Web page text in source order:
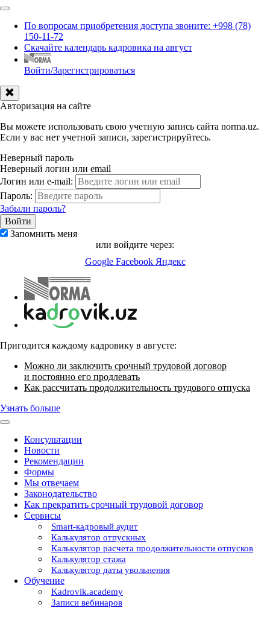
По вопросам приобретения доступа звоните: +998 (78)
150-11-72
Скачайте календарь кадровика на август
Войти/Зарегистрироваться
Авторизация на сайте
Вы можете использовать свою учетную запись сайта norma.uz.
Если у вас нет учетной записи, зарегистрируйтесь.
Неверный пароль
Неверный логин или email
Логин или e-mail:
Пароль:
Забыли пароль?
Запомнить меня
или войдите через:
Google Facebook Яндекс
Пригодится каждому кадровику в августе:
Можно ли заключить срочный трудовой договор
и постоянно его продлевать
Как рассчитать продолжительность трудового отпуска
Узнать больше
Консультации
Новости
Рекомендации
Формы
Мы отвечаем
Законодательство
Как прекратить срочный трудовой договор
Сервисы
Smart-кадровый аудит
Калькулятор отпускных
Калькулятор расчета продолжительности отпусков
Калькулятор стажа
Калькулятор даты увольнения
Обучение
Kadrovik.academy
Записи вебинаров